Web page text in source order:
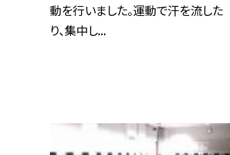
動を行いました。運動で汗を流した
り、集中し...